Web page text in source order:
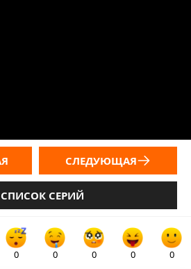
СПИСОК СЕРИЙ
СЛЕДУЮЩАЯ
0 0 0 0 0